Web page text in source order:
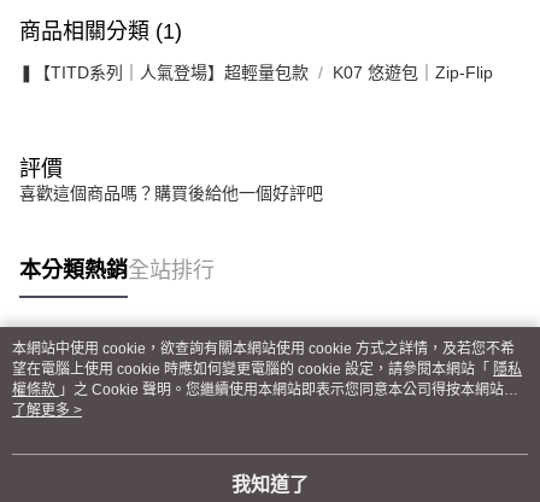
商品相關分類 (1)
❚【TITD系列｜人氣登場】超輕量包款 K07 悠遊包｜Zip-Flip
評價
喜歡這個商品嗎？購買後給他一個好評吧
本分類熱銷全站排行
熱門標籤
本網站中使用 cookie，欲查詢有關本網站使用 cookie 方式之詳情，及若您不希
望在電腦上使用 cookie 時應如何變更電腦的 cookie 設定，請參閱本網站「 隱私
權條款 」之 Cookie 聲明。您繼續使用本網站即表示您同意本公司得按本網站使
用條款之 Cookie 聲明使用 cookie。
了解更多 >
我知道了